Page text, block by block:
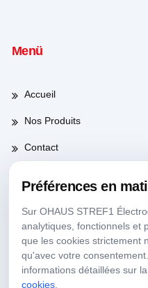
Menü
Accueil
Nos Produits
Contact
Heures de travail
Jours de semaine
Préférences en
Sur OHAUS STREF1
analytiques, fonctionnels et
que les cookies strictement
qu'avec votre
informations détaillées sur
cookies